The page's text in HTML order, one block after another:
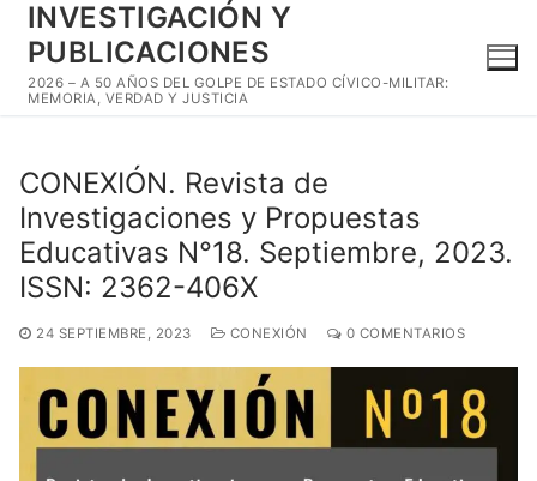
contenido
INVESTIGACIÓN Y
PUBLICACIONES
2026 – A 50 AÑOS DEL GOLPE DE ESTADO CÍVICO-MILITAR:
MEMORIA, VERDAD Y JUSTICIA
CONEXIÓN. Revista de
Investigaciones y Propuestas
Educativas N°18. Septiembre, 2023.
ISSN: 2362-406X
24 SEPTIEMBRE, 2023 CONEXIÓN 0 COMENTARIOS